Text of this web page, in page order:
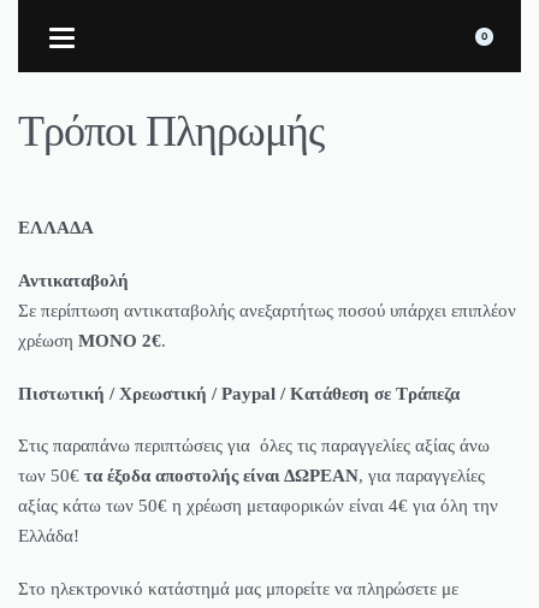
0
Τρόποι Πληρωμής
ΕΛΛΑΔΑ
Αντικαταβολή
Σε περίπτωση αντικαταβολής ανεξαρτήτως ποσού υπάρχει επιπλέον
χρέωση ΜΟΝΟ 2€.
Πιστωτική / Χρεωστική / Paypal / Κατάθεση σε Τράπεζα
Στις παραπάνω περιπτώσεις για όλες τις παραγγελίες αξίας άνω
των 50€ τα έξοδα αποστολής είναι ΔΩΡΕΑΝ, για παραγγελίες
αξίας κάτω των 50€ η χρέωση μεταφορικών είναι 4€ για όλη την
Ελλάδα!
Στο ηλεκτρονικό κατάστημά μας μπορείτε να πληρώσετε με